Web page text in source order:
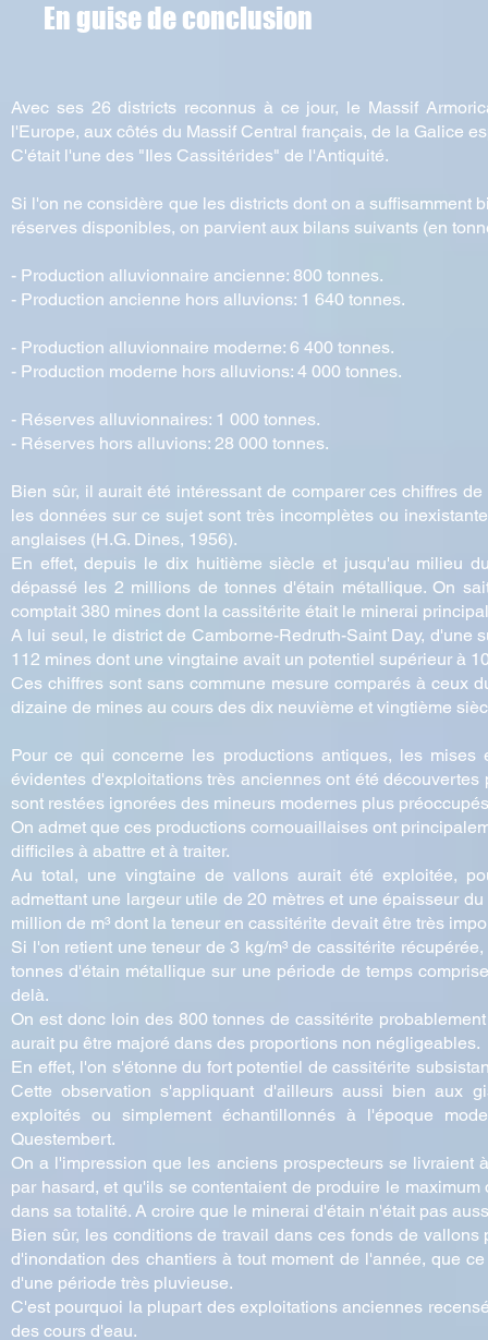
En guise de conclusion
Avec ses 26 districts reconnus à ce jour, le Massif
l'Europe, aux côtés du Massif Central français, de la Galice
C'était l'une des "Iles Cassitérides" de l'Antiquité.
Si l'on ne considère que les districts dont on a suffisamment
réserves disponibles, on parvient aux bilans suivants (en
- Production alluvionnaire ancienne: 800 tonnes.
- Production ancienne hors alluvions: 1 640 tonnes.
- Production alluvionnaire moderne: 6 400 tonnes.
- Production moderne hors alluvions: 4 000 tonnes.
- Réserves alluvionnaires: 1 000 tonnes.
- Réserves hors alluvions: 28 000 tonnes.
Bien sûr, il aurait été intéressant de comparer ces chiffres
les données sur ce sujet sont très incomplètes ou
anglaises (H.G. Dines, 1956).
En effet, depuis le dix huitième siècle et jusqu'au milieu
dépassé les 2 millions de tonnes d'étain métallique. On
comptait 380 mines dont la cassitérite était le minerai
A lui seul, le district de Camborne-Redruth-Saint Day, d'une
112 mines dont une vingtaine avait un potentiel supérieur à
Ces chiffres sont sans commune mesure comparés à
dizaine de mines au cours des dix neuvième et vingtième
Pour ce qui concerne les productions antiques, les
évidentes d'exploitations très anciennes ont été
sont restées ignorées des mineurs modernes plus
On admet que ces productions cornouaillaises ont
difficiles à abattre et à traiter.
Au total, une vingtaine de vallons aurait été exploitée,
admettant une largeur utile de 20 mètres et une épaisseur
million de m³ dont la teneur en cassitérite devait être très
Si l'on retient une teneur de 3 kg/m³ de cassitérite
tonnes d'étain métallique sur une période de temps
delà.
On est donc loin des 800 tonnes de cassitérite
aurait pu être majoré dans des proportions non négligeables.
En effet, l'on s'étonne du fort potentiel de cassitérite
Cette observation s'appliquant d'ailleurs aussi bien aux
exploités ou simplement échantillonnés à l'époque
Questembert.
On a l'impression que les anciens prospecteurs se
par hasard, et qu'ils se contentaient de produire le
dans sa totalité. A croire que le minerai d'étain n'était pas
Bien sûr, les conditions de travail dans ces fonds de
d'inondation des chantiers à tout moment de l'année, que
d'une période très pluvieuse.
C'est pourquoi la plupart des exploitations anciennes
des cours d'eau.